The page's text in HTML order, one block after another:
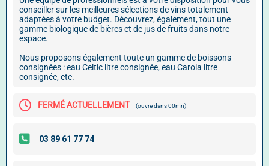
conseiller sur les meilleures sélections de vins totalement
adaptées à votre budget. Découvrez, également, tout une
gamme biologique de bières et de jus de fruits dans notre
espace.
Nous proposons également toute un gamme de boissons
consignées : eau Celtic litre consignée, eau Carola litre
consignée, etc.
FERMÉ ACTUELLEMENT (ouvre dans 00mn)